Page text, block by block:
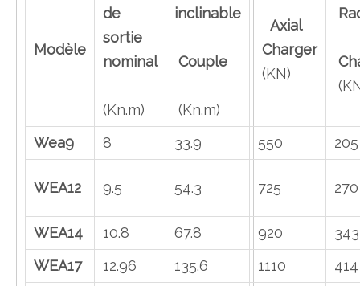
Modèle
de
sortie
nominal
(Kn.m)
inclinable
Couple
(Kn.m)
Axial
Charger
(KN)
Wea9 8 33.9 550 205
WEA12 9.5 54.3 725 270
WEA14 10.8 67.8 920
343
WEA17
12.96 135.6 1110 414